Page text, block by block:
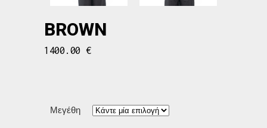
BROWN
1400.00 €
Μεγέθη